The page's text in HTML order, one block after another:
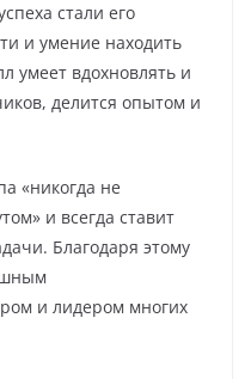
стали его
и умение находить
умеет вдохновлять и
делится опытом и
«никогда не
и всегда ставит
Благодаря этому
и лидером многих